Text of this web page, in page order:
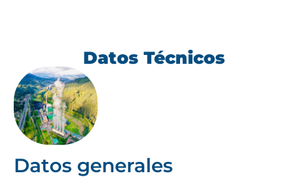
Datos Técnicos
Datos generales